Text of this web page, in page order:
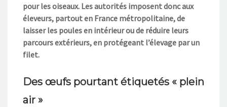
pour les oiseaux. Les autorités imposent donc aux
éleveurs, partout en France métropolitaine, de
laisser les poules en intérieur ou de réduire leurs
parcours extérieurs, en protégeant l’élevage par un
filet.
Des œufs pourtant étiquetés « plein
air »